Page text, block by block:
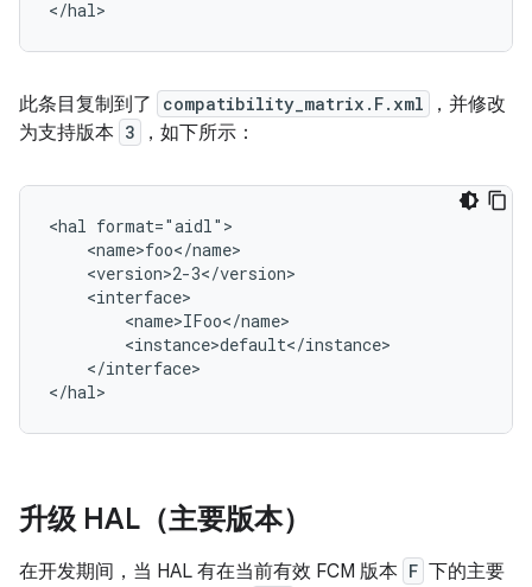
此条目复制到了 compatibility_matrix.F.xml
，并修改
为支持版本 3 ，如下所示：
<hal format="aidl">
    <name>foo</name>
    <version>2-3</version>
    <interface>
        <name>IFoo</name>
        <instance>default</instance>
    </interface>
升级 HAL（主要版本）
在开发期间，当 HAL 有在当前有效 FCM 版本 F 下的主要